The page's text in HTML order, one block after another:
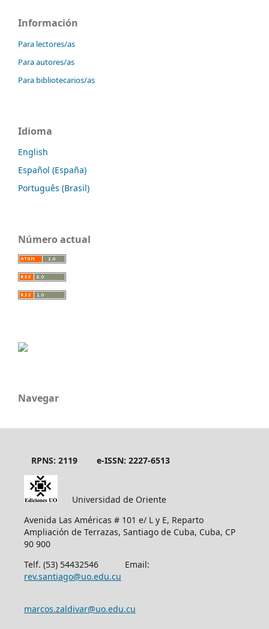
Información
Para lectores/as
Para autores/as
Para bibliotecarios/as
Idioma
English
Español (España)
Português (Brasil)
Número actual
Navegar
RPNS: 2119 e-ISSN: 2227-6513
Universidad de Oriente
Avenida Las Américas # 101 e/ L y E, Reparto
Ampliación de Terrazas, Santiago de Cuba, Cuba, CP
90 900
Telf. (53) 54432546 Email:
rev.santiago@uo.edu.cu
marcos.zaldivar@uo.edu.cu